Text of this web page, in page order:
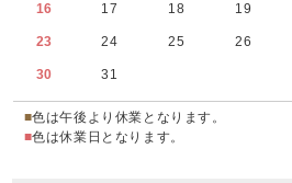
16 17 18 19
23 24 25 26
30 31
■色は午後より休業となります。
■色は休業日となります。